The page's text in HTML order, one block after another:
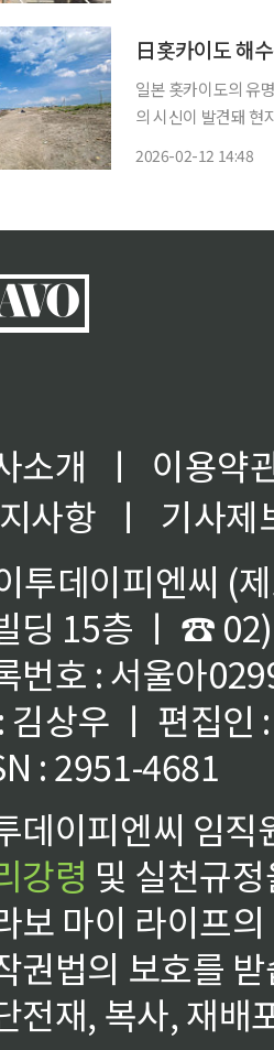
日홋카이도 해
일본 홋카이도의 유
의 시신이 발견돼 현지 경찰이 수사에 나
2026-02-12 14:48
소개 ㅣ
이용약
사항
ㅣ
기사제
투데이피엔씨 (
딩 15층 ㅣ ☎
번호 : 서울아
김상우 ㅣ 편집인
: 2951-4681
데이피엔씨 임
강령 및 실천규
보 마이 라이프
권법의 보호를
전재, 복사, 재배